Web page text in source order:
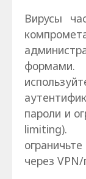
Вирусы
пароли и
limiting).
через VPN/